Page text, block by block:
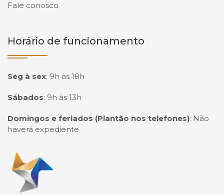
Fale conosco
Horário de funcionamento
Seg à sex: 9h às 18h
Sábados: 9h às 13h
Domingos e feriados (Plantão nos telefones): Não
haverá expediente
Página inicial